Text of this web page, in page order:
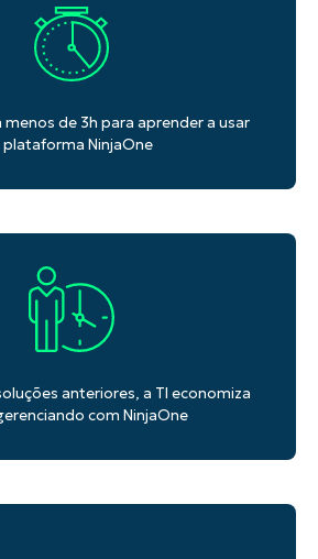
menos de 3h para aprender a usar
plataforma NinjaOne
anteriores, a TI economiza
com NinjaOne